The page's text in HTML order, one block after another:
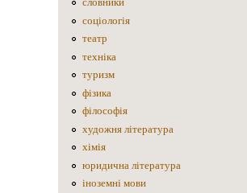
соціологія
театр
техніка
туризм
фізика
філософія
художня література
хімія
юридична література
іноземні мови